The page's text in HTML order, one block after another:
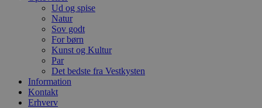
Ud og spise
Natur
Sov godt
For børn
Kunst og Kultur
Par
Det bedste fra Vestkysten
Information
Kontakt
Erhverv